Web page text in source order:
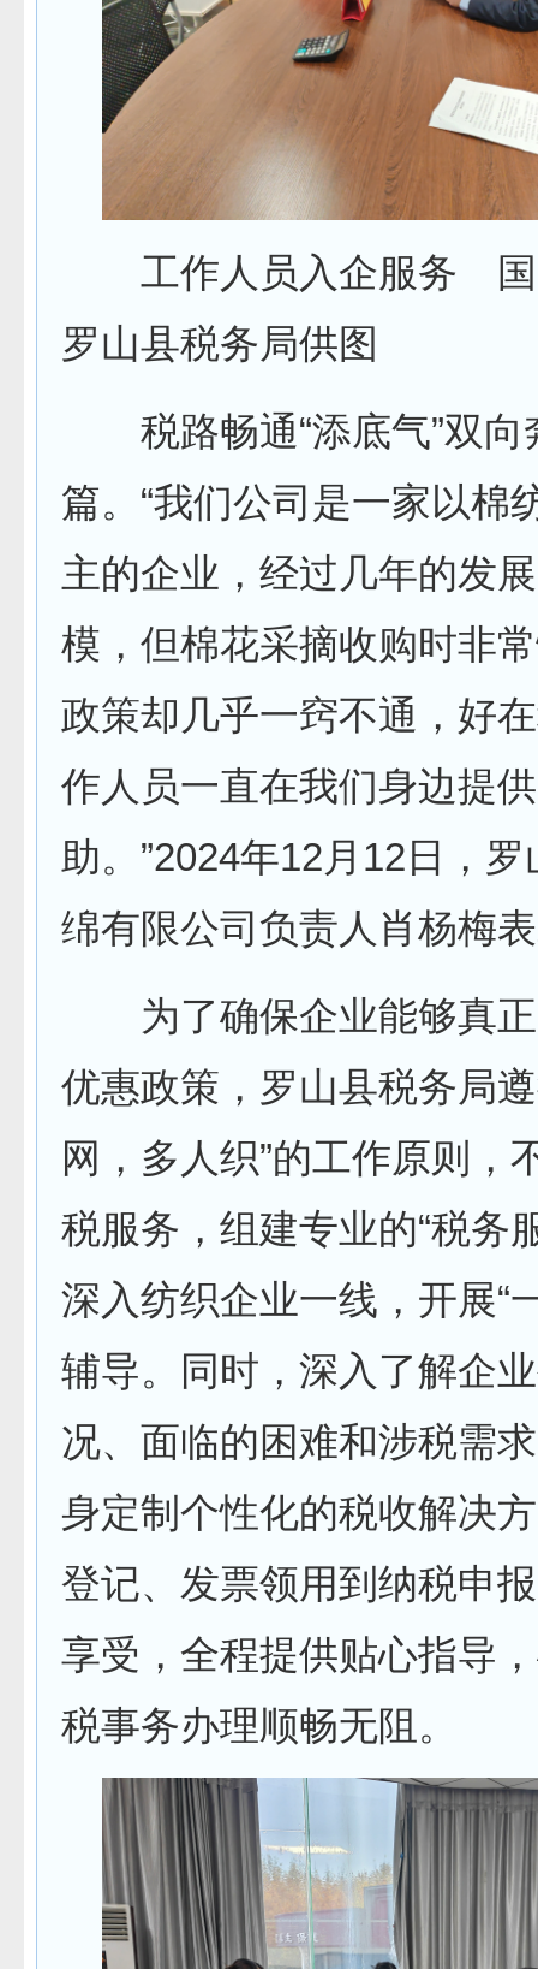
工作人员入企服务 国
罗山县税务局供图
税路畅通“添底气”双向
篇。“我们公司是一家以棉
主的企业，经过几年的发
模，但棉花采摘收购时非
政策却几乎一窍不通，好
作人员一直在我们身边提
助。”2024年12月12日，
绵有限公司负责人肖杨梅
为了确保企业能够真正
优惠政策，罗山县税务局
网，多人织”的工作原则，
税服务，组建专业的“税务
深入纺织企业一线，开展“
辅导。同时，深入了解企
况、面临的困难和涉税需
身定制个性化的税收解决
登记、发票领用到纳税申
享受，全程提供贴心指导
税事务办理顺畅无阻。